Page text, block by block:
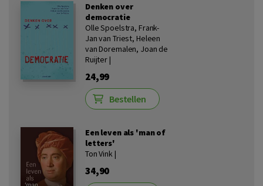
Denken over
democratie
Olle Spoelstra, Frank-
Jan van Triest, Heleen
van Doremalen, Joan de
Ruijter |
24,99
Bestellen
Een leven als 'man of
letters'
Ton Vink |
34,90